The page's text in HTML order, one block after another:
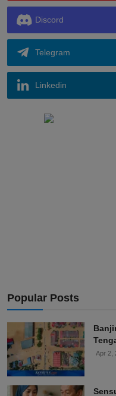
Discord
Telegram
Linkedin
Popular Posts
Apr 2,